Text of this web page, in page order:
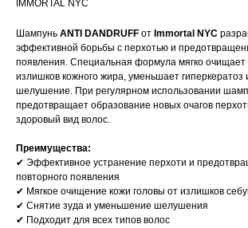
IMMORTAL NYC
Шампунь ANTI DANDRUFF от Immortal NYC
эффективной борьбы с перхотью и
появления. Специальная формула мягко очищает
излишков кожного жира, уменьшает гиперкератоз
шелушение. При регулярном использовании
предотвращает образование новых очагов
здоровый вид волос.​
Преимущества:
✔ Эффективное устранение перхоти и
повторного появления
✔ Мягкое очищение кожи головы от излишков
✔ Снятие зуда и уменьшение шелушения
✔ Подходит для всех типов волос